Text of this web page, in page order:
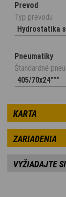
Prevod
Typ prevodu
Hydrostatika
Pneumatiky
Štandardné
405/70x24"""
KARTA
ZARIADENIA
VYŽIADAJTE